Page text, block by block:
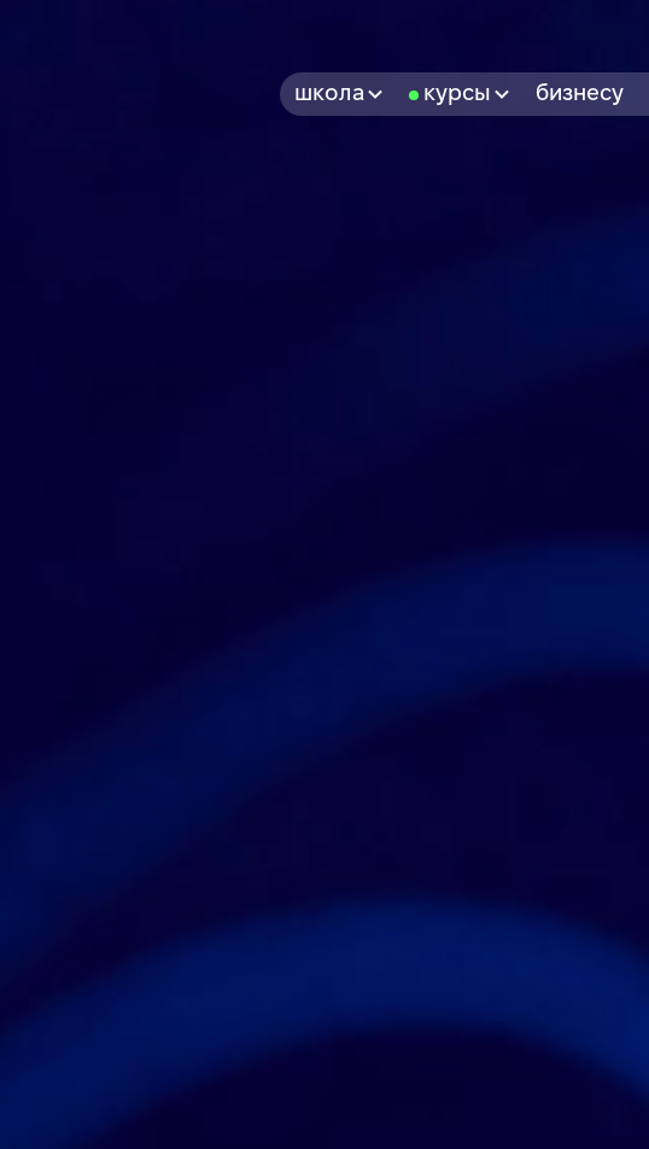
школа курсы бизнесу